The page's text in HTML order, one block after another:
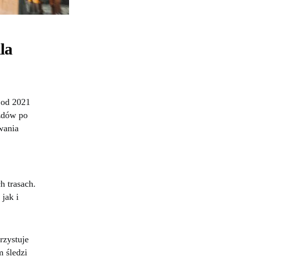
2021
po
trasach.
jak i
śledzi